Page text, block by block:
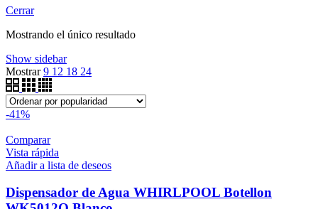
Cerrar
Mostrando el único resultado
Show sidebar
Mostrar9 12 18 24
-41%
Comparar
Vista rápida
Añadir a lista de deseos
Dispensador de Agua WHIRLPOOL Botellon